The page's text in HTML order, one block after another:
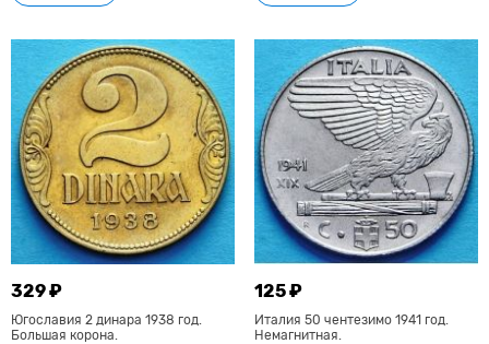
329 ₽
Югославия 2 динара 1938 год.
Большая корона.
125 ₽
Италия 50 чентезимо 1941 год.
Немагнитная.